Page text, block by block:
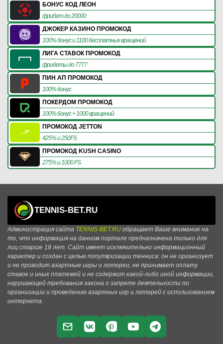
БОНУС КОД ЛЕОН
фрибет до 20000
ДЖОКЕР КАЗИНО ПРОМОКОД
100% бонус и 1100 бесплатных вращений
ЛИГА СТАВОК ПРОМОКОД
фрибеты до 7777
ПИН АП ПРОМОКОД
100% бонус
ПОКЕРДОМ ПРОМОКОД
100% бонус + 1000 вращений
ПРОМОКОД JETTON
425% и 250FS
ПРОМОКОД KUSH CASINO
275% и 1000 FS
TENNIS-BET.RU
Администрация сайта TENNIS-BET.RU обращает Ваше внимание на
то, что информация на данном портале предназначена только для
лиц старше 18 лет. Сайт имеет исключительно информационный
характер и создан с целью популяризации тенниса: он не организует
и не проводит азартные игры и лотереи, не принимает оплату
ставок и иных платежей и не содержит какой-либо иной информации,
нарушающей требования закона о запрете деятельности по
организации и проведению азартных игр и лотерей с использованием
интернета.